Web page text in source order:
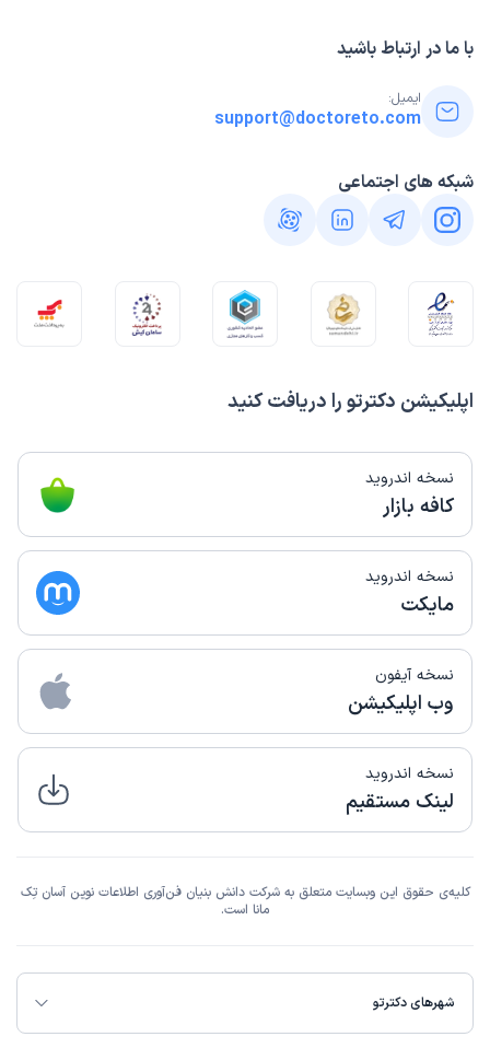
اپلیکیشن دکترتو را دریافت کنید
نسخه اندروید
کافه بازار
نسخه اندروید
مایکت
نسخه آیفون
وب اپلیکیشن
نسخه اندروید
لینک مستقیم
با ما در ارتباط باشید
ایمیل:
support@doctoreto.com
شبکه های اجتماعی
کلیه‌ی حقوق این وبسایت متعلق به شرکت دانش بنیان فن‌آوری اطلاعات نوین آسان تِک
مانا است.
شهرهای دکترتو